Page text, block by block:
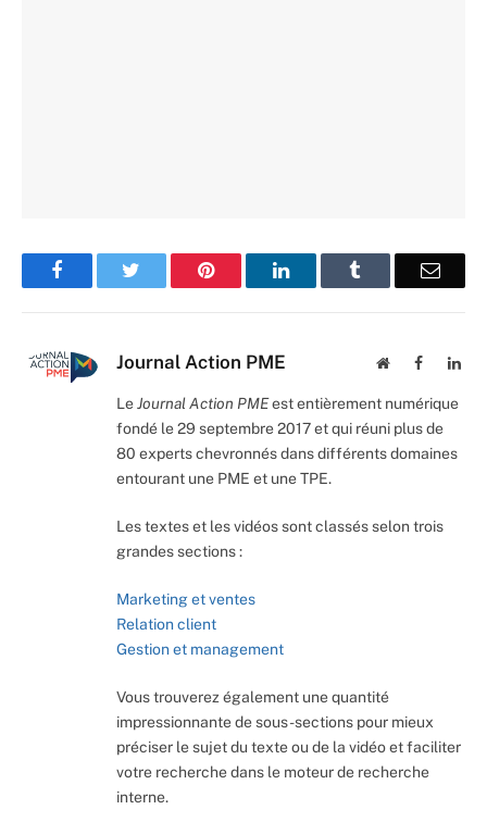
Facebook Pinterest LinkedIn Email
Journal Action PME WebsiteFacebook
LeJournal Action PMEest entièrement numérique
fondé le 29 septembre 2017 et qui réuni plus de
80 experts chevronnés dans différents domaines
entourant une PME et une TPE.
Les textes et les vidéos sont classés selon trois
grandes sections :
Marketing et ventes
Relation client
Gestion et management
Vous trouverez également une quantité
impressionnante de sous-sections pour mieux
préciser le sujet du texte ou de la vidéo et faciliter
votre recherche dans le moteur de recherche
interne.